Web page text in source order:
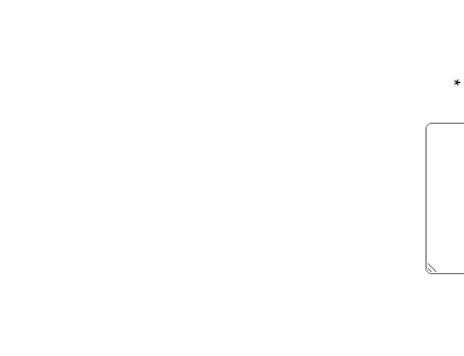
*